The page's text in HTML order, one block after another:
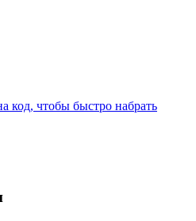
код, чтобы быстро набрать